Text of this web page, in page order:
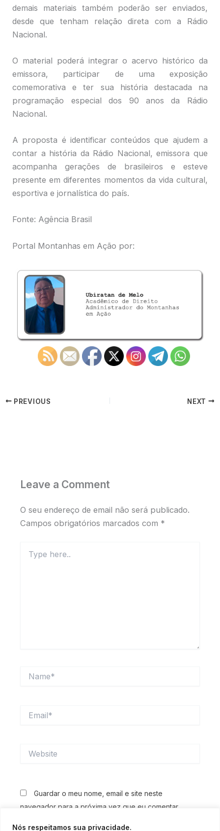
Nós respeitamos sua privacidade.
demais materiais também poderão ser enviados,
desde que tenham relação direta com a Rádio
Nacional.
O material poderá integrar o acervo histórico da
emissora, participar de uma exposição
comemorativa e ter sua história destacada na
programação especial dos 90 anos da Rádio
Nacional.
A proposta é identificar conteúdos que ajudem a
contar a história da Rádio Nacional, emissora que
acompanha gerações de brasileiros e esteve
presente em diferentes momentos da vida cultural,
esportiva e jornalística do país.
Fonte: Agência Brasil
Portal Montanhas em Ação por:
PREVIOUS NEXT
Leave a Comment
O seu endereço de email não será publicado.
Campos obrigatórios marcados com *
here..
Guardar o meu nome, email e site neste
navegador para a próxima vez que eu comentar.